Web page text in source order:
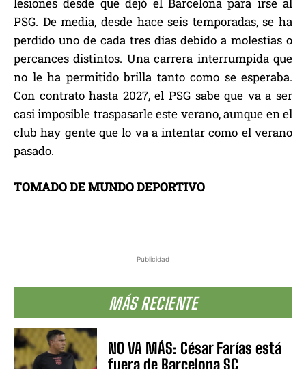
Publicidad
MÁS RECIENTE
NO VA MÁS: César Farías está
fuera de Barcelona SC
lesiones desde que dejó el Barcelona para irse al
PSG. De media, desde hace seis temporadas, se ha
perdido uno de cada tres días debido a molestias o
percances distintos. Una carrera interrumpida que
no le ha permitido brilla tanto como se esperaba.
Con contrato hasta 2027, el PSG sabe que va a ser
casi imposible traspasarle este verano, aunque en el
club hay gente que lo va a intentar como el verano
pasado.
TOMADO DE MUNDO DEPORTIVO